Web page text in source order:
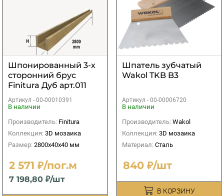
Шпонированный 3-х
сторонний брус
Finitura Дуб арт.011
Артикул - 00-00010391
В наличии
Производитель: Finitura
Коллекция: 3D мозаика
Размер: 2800х40х40 мм
2 571 ₽/пог.м
7 198,80 ₽/шт
Шпатель зубчатый
Wakol TKB B3
Артикул - 00-00006720
В наличии
Производитель: Wakol
Коллекция: 3D мозаика
Материал: Сталь
840 ₽/шт
В КОРЗИНУ